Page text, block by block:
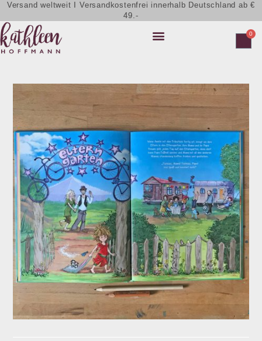
Versand weltweit I Versandkostenfrei innerhalb Deutschland ab €
49.-
0